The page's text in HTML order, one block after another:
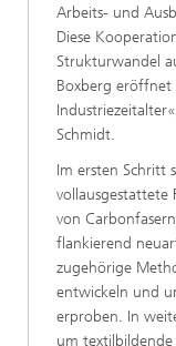
Arbeits- und
Diese
Strukturwandel
Boxberg eröffnet
Schmidt.
Im ersten Schritt
vollausgestattete
von
flankierend
zugehörige
entwickeln und
erproben. In
um